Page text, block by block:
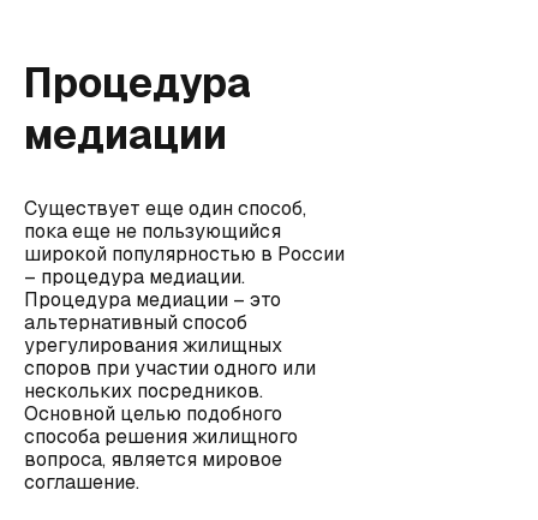
Процедура
медиации
Существует еще один способ,
пока еще не пользующийся
широкой популярностью в России
– процедура медиации.
Процедура медиации – это
альтернативный способ
урегулирования жилищных
споров при участии одного или
нескольких посредников.
Основной целью подобного
способа решения жилищного
вопроса, является мировое
соглашение.